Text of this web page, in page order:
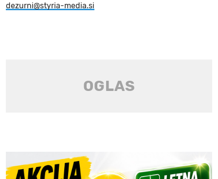
dezurni@styria-media.si